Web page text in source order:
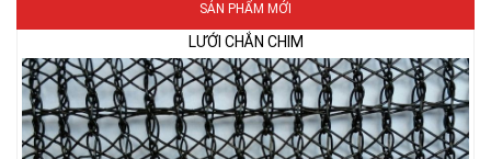
SẢN PHẨM MỚI